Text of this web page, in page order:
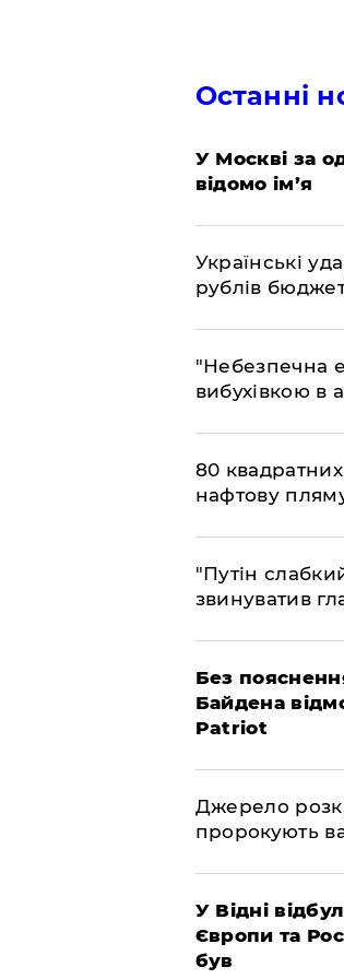
Останні
​У Москві за
відомо ім’я
​Українські
рублів
​"Небезпечна
вибухівкою в
​80
нафтову
"Путін
звинуватив
​Без
Байдена
Patriot
​Джерело
пророкують
​У Відні
Європи та
був